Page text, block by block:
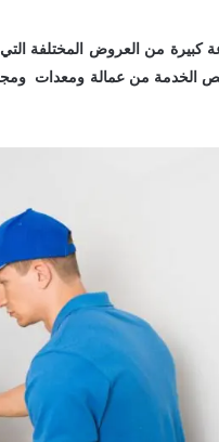
كبيرة من العروض المختلفة
الخدمة من عمالة ومعدات